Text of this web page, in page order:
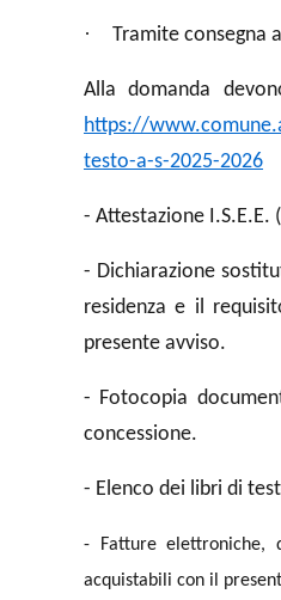
· Tramite consegna
Alla domanda
https://
testo-a-s-2025-2026
- Attestazione
- Dichiarazione
residenza e il
presente avviso.
- Fotocopia
concessione.
- Elenco dei libri di
- Fatture elettroniche,
acquistabili con il